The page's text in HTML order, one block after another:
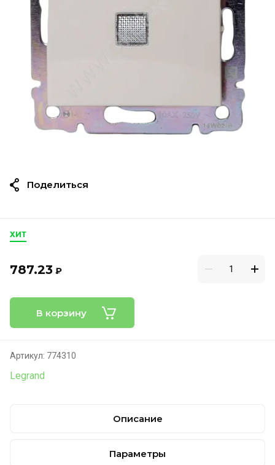
ХИТ
787.23 ₽
В корзину
Артикул: 774310
Legrand
Поделиться
Описание
Параметры